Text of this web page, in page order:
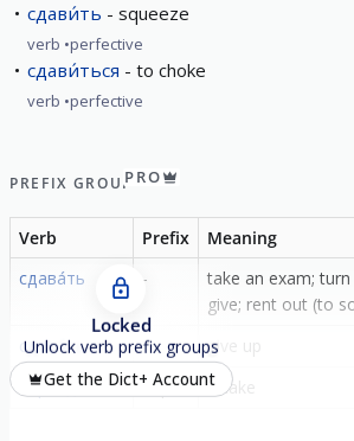
сдави́ть squeeze
verb perfective
сдави́ться to choke
verb perfective
PREFIX GROUPPRO
Verb Prefix
Meaning
сдава́ть
-
take an exam;
give; rent out (to
сдава́ться
-
give up
пересдава́ть
пере- retake
Locked
Unlock verb prefix groups
Get the Dict+ Account